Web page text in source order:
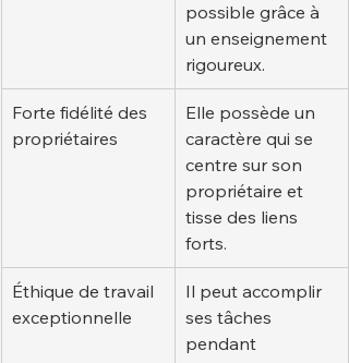
possible grâce à
un enseignement
rigoureux.
Forte fidélité des
propriétaires
Elle possède un
caractère qui se
centre sur son
propriétaire et
tisse des liens
forts.
Éthique de travail
exceptionnelle
Il peut accomplir
ses tâches
pendant